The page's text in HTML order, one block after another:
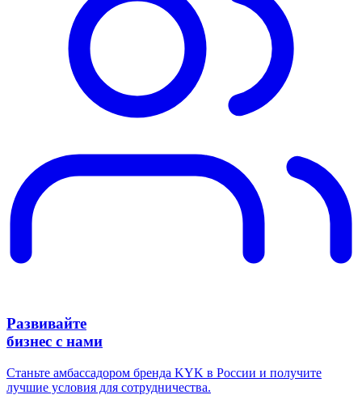
Развивайте
бизнес с нами
Станьте амбассадором бренда KYK в России и получите
лучшие условия для сотрудничества.